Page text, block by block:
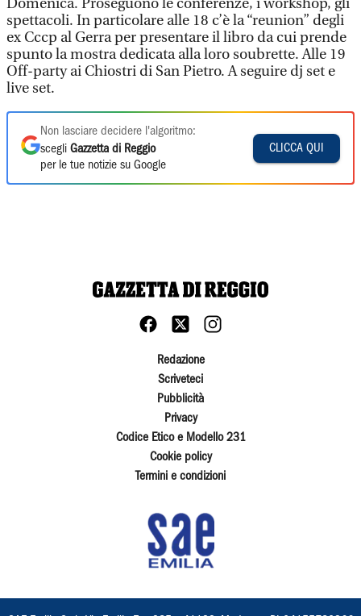
Domenica. Proseguono le conferenze, i workshop, gli
spettacoli. In particolare alle 18 c’è la “reunion” degli
ex Cccp al Gerra per presentare il libro da cui prende
spunto la mostra dedicata alla loro soubrette. Alle 19
Off-party ai Chiostri di San Pietro. A seguire dj set e
live set.
Non lasciare decidere l'algoritmo:
scegli Gazzetta di Reggio
per le tue notizie su Google
CLICCA QUI
Redazione
Scriveteci
Pubblicità
Privacy
Codice Etico e Modello 231
Cookie policy
Termini e condizioni